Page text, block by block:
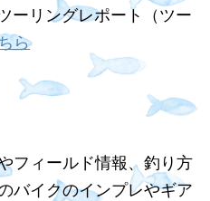
ーリングレポート（ツー
ら
フィールド情報、釣り方
バイクのインプレやギア